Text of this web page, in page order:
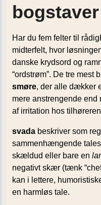
bogstaver
Har du fem felter til
midterfelt, hvor
danske krydsord og
“ordstrøm”. De tre mest
smøre, der alle dækker
mere anstrengende end
af irritation hos
svada beskriver som
sammenhængende
skældud eller bare en
negativt skær (tænk
kan i lettere,
en harmløs tale.